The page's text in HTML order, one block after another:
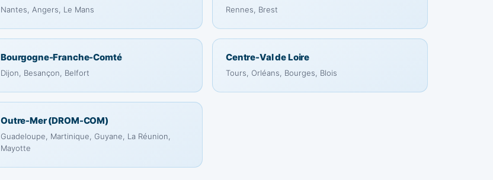
Nantes, Angers, Le Mans Rennes, Brest
Bourgogne-Franche-Comté
Dijon, Besançon, Belfort
Centre-Val de Loire
Tours, Orléans, Bourges, Blois
Outre-Mer (DROM-COM)
Guadeloupe, Martinique, Guyane, La Réunion,
Mayotte